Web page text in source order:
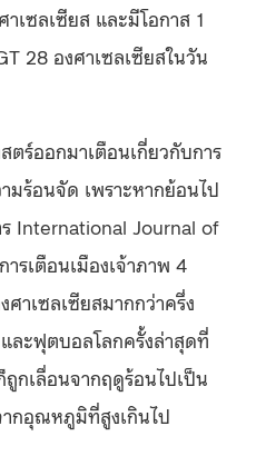
เซลเซียส และมีโอกาส 1
28 องศาเซลเซียสในวัน
ตร์ออกมาเตือนเกี่ยวกับการ
มร้อนจัด เพราะหากย้อนไป
International Journal of
รเตือนเมืองเจ้าภาพ 4
าเซลเซียสมากกว่าครึ่ง
ละฟุตบอลโลกครั้งล่าสุดที่
กเลื่อนจากฤดูร้อนไปเป็น
กอุณหภูมิที่สูงเกินไป